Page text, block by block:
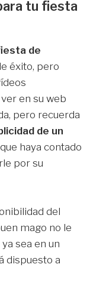
tu fiesta
de
éxito, pero
en su web
pero recuerda
de un
haya contado
por su
del
mago no le
sea en un
dispuesto a